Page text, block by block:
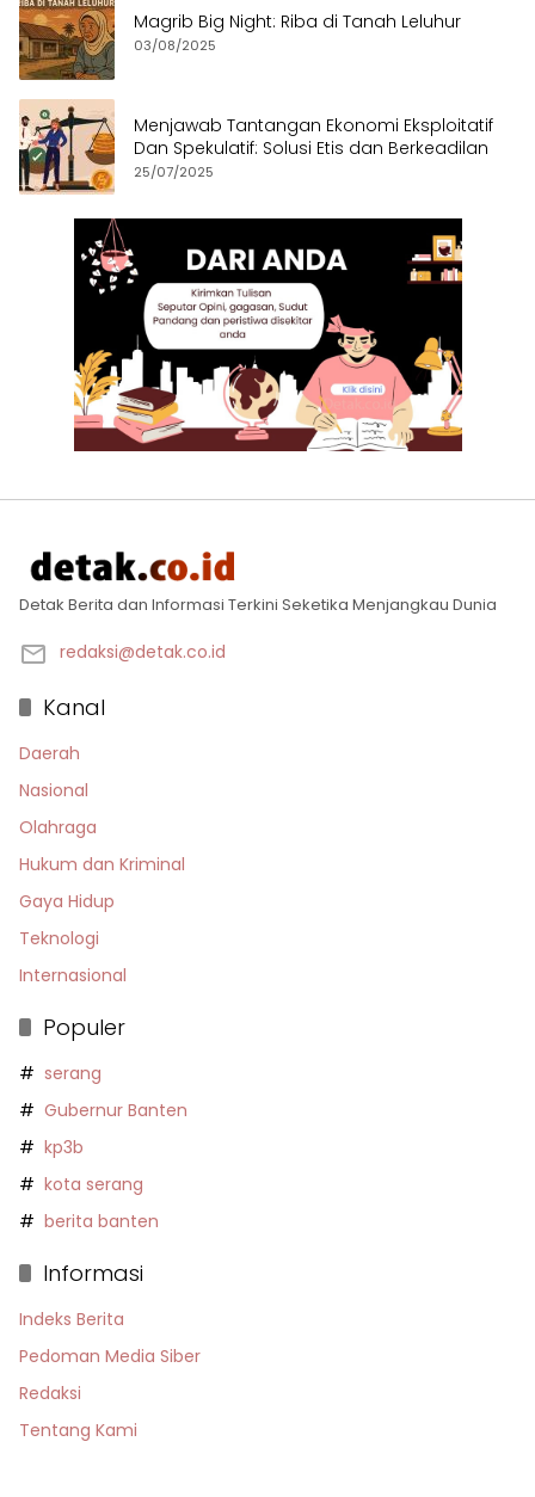
Magrib Big Night: Riba di Tanah Leluhur
03/08/2025
Menjawab Tantangan Ekonomi Eksploitatif
Dan Spekulatif: Solusi Etis dan Berkeadilan
25/07/2025
Detak Berita dan Informasi Terkini Seketika Menjangkau Dunia
redaksi@detak.co.id
Kanal
Daerah
Nasional
Olahraga
Hukum dan Kriminal
Gaya Hidup
Teknologi
Internasional
Populer
serang
Gubernur Banten
kp3b
kota serang
berita banten
Informasi
Indeks Berita
Pedoman Media Siber
Redaksi
Tentang Kami